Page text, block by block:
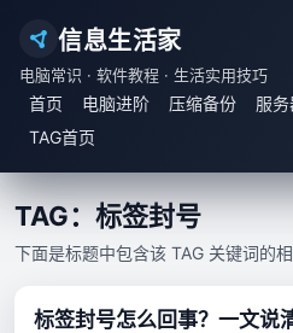
信息生活家
电脑常识 · 软件教程 · 生活实用技巧
首页 电脑进阶 压缩备份 服
TAG首页
TAG：标签封号
下面是标题中包含该 TAG 关键词的相
标签封号怎么回事？一文说